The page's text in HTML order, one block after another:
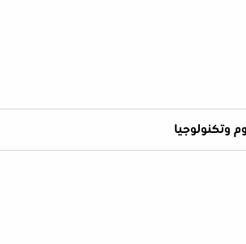
وتكنولوجيا